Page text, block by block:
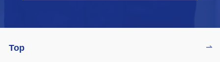
Top